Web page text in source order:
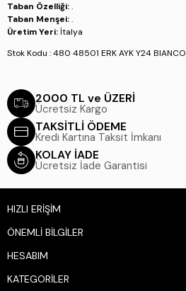
Taban Özelliği:.
Taban Menşei:.
Üretim Yeri: İtalya
Stok Kodu : 480 48501 ERK AYK Y24 BIANCO
2000 TL ve ÜZERİ
Ücretsiz Kargo
TAKSİTLİ ÖDEME
Kredi Kartına Taksit İmkanı
KOLAY İADE
Ücretsiz İade Garantisi
HIZLI ERİŞİM
ÖNEMLİ BİLGİLER
HESABIM
KATEGORİLER